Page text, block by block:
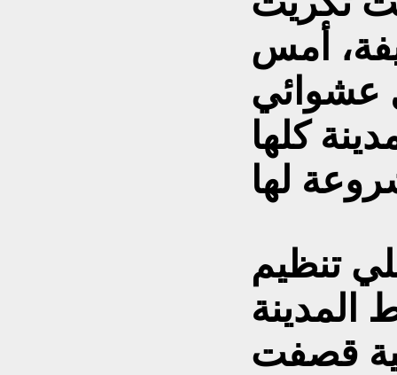
عن 200 قذيفة، أمس
عشوائي
كلها
تنظيم
المدينة
قصفت